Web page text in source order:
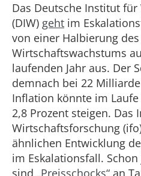
Das Deutsche Institut
(DIW) geht im
von einer Halbierung
Wirtschaftswachstums
laufenden Jahr aus. Der
demnach bei 22
Inflation könnte im Laufe
2,8 Prozent steigen. Das
Wirtschaftsforschung
ähnlichen Entwicklung
im Eskalationsfall.
sind „Preisschocks“ an